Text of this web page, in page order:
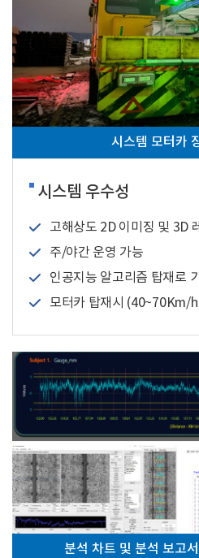
시스템 모터카
시스템 우수성
고해상도 2D 이미징 및 3D
주/야간 운영 가능
인공지능 알고리즘 탑재로
모터카 탑재시 (40~70Km/
분석 차트 및 분석 보고